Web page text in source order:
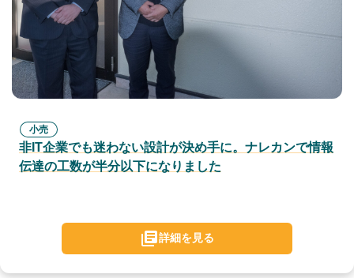
小売
非IT企業でも迷わない設計が決め手に。ナレカンで情報
伝達の工数が半分以下になりました
詳細を見る